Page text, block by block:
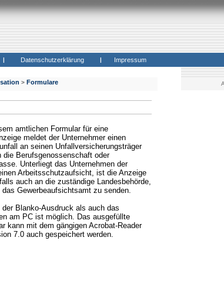
| Datenschutzerklärung | Impressum
> Formulare
amtlichen Formular für eine
meldet der Unternehmer einen
an seinen Unfallversicherungsträger
die Berufsgenossenschaft oder
Unterliegt das Unternehmen der
Arbeitsschutzaufsicht, ist die Anzeige
auch an die zuständige Landesbehörde,
Gewerbeaufsichtsamt zu senden.
der Blanko-Ausdruck als auch das
am PC ist möglich. Das ausgefüllte
kann mit dem gängigen Acrobat-Reader
7.0 auch gespeichert werden.